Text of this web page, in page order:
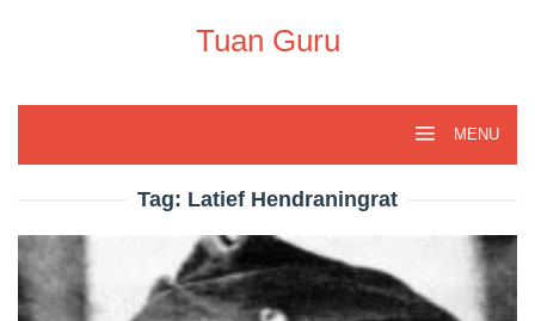
Tuan Guru
MENU
Tag: Latief Hendraningrat